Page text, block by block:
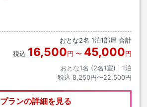
おとな2名 1泊1部屋 合計
税込 16,500円 〜 45,000円
おとな1名 (2名1室)｜ 1泊
税込 8,250円〜22,500円
プランの詳細を見る